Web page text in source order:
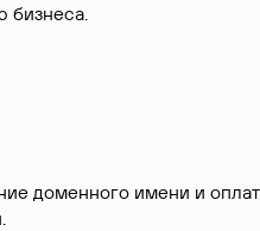
бизнеса.
доменного имени и